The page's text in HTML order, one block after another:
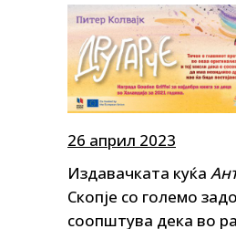
26 април 2023
Издавачката куќа
Скопје со големо
соопштува дека во